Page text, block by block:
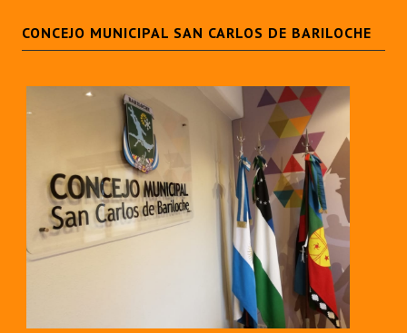
CONCEJO MUNICIPAL SAN CARLOS DE BARILOCHE